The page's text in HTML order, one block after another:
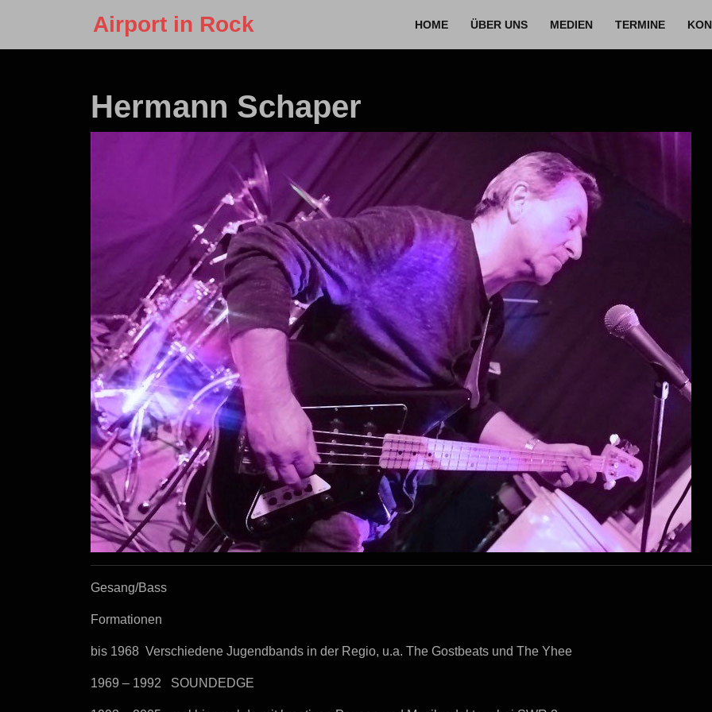
content
Airport in Rock HOME ÜBER UNS MEDIEN TERMINE
Hermann Schaper
Gesang/Bass
Formationen
bis 1968 Verschiedene Jugendbands in der Regio, u.a. The Gostbeats und The Yhee
1969 – 1992 SOUNDEDGE